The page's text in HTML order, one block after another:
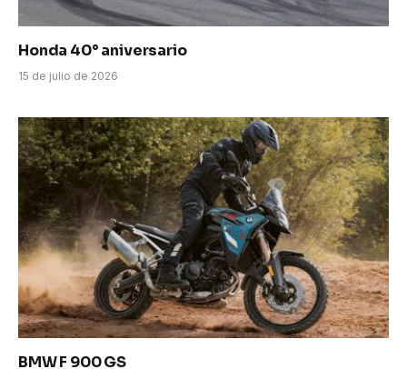
Honda 40° aniversario
15 de julio de 2026
BMW F 900 GS